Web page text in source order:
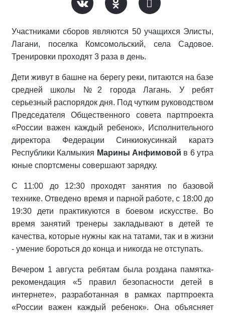
Участниками сборов являются 50 учащихся Элисты,
Лагани, поселка Комсомольский, села Садовое.
Тренировки проходят 3 раза в день.
Дети живут в башне на берегу реки, питаются на базе
средней школы №2 города Лагань. У ребят
серьезный распорядок дня. Под чутким руководством
Председателя Общественного совета партпроекта
«России важен каждый ребенок», Исполнительного
директора Федерации Синкиокусинкай каратэ
Республики Калмыкия Марины Анфимовой в 6 утра
юные спортсмены совершают зарядку.
С 11:00 до 12:30 проходят занятия по базовой
технике. Отведено время и парной работе, с 18:00 до
19:30 дети практикуются в боевом искусстве. Во
время занятий тренеры закладывают в детей те
качества, которые нужны как на татами, так и в жизни
- умение бороться до конца и никогда не отступать.
Вечером 1 августа ребятам была роздана памятка-
рекомендация «5 правил безопасности детей в
интернете», разработанная в рамках партпроекта
«России важен каждый ребенок». Она объясняет